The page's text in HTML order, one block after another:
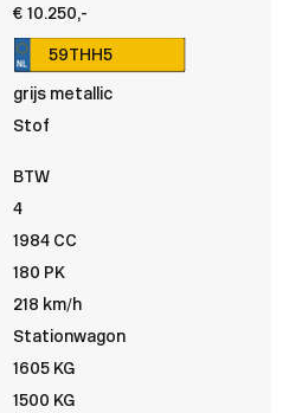
€ 10.250,-
59THH5
grijs metallic
Stof
BTW
4
1984 CC
180 PK
218 km/h
Stationwagon
1605 KG
1500 KG